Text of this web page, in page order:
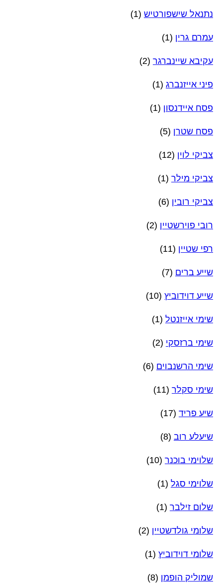
נתנאל שישפורטיש (1)
עמרם גרין (1)
עקיבא שיינברגר (2)
פיני אייזנברג (1)
פסח איידנסון (1)
פסח שטרן (5)
צביקי לוין (12)
צביקי מילר (1)
צביקי רובין (6)
רובי פוירשטיין (2)
רפי שטיין (11)
שייע ברים (7)
שייע דוידוביץ (10)
שימי אייזנטל (1)
שימי ברזסקי (2)
שימי הרשנבוים (6)
שימי סקלר (11)
שיע פריד (17)
שיעלע רוב (8)
שלוימי בוכנר (10)
שלוימי סגל (1)
שלום זילבר (1)
שלומי גולדשטיין (2)
שלומי דוידוביץ (1)
שמוליק הופמן (8)